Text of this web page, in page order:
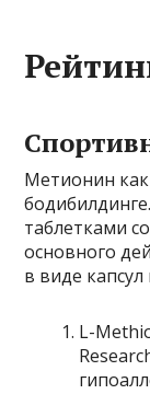
Метионин
таблетками
основного
в виде
L-